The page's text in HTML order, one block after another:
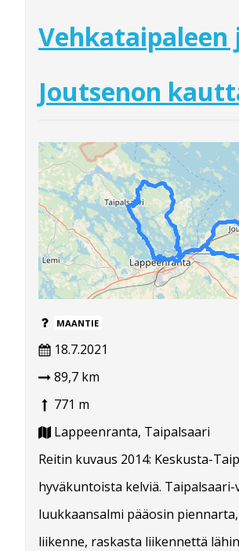
Vehkataipaleen
Joutsenon
MAANTIE
18.7.2021
89,7 km
771 m
Lappeenranta, Taipalsaari
Reitin kuvaus 2014: Keskusta-
hyväkuntoista kelviä.
luukkaansalmi pääosin
liikenne, raskasta liikennettä